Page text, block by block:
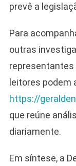
prevê a
Para
outras
representantes
leitores podem
https://
que reúne
diariamente.
Em síntese, a